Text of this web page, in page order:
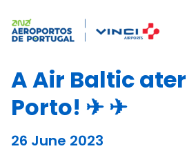
A Air Baltic
Porto! ✈ ✈
26 June 2023